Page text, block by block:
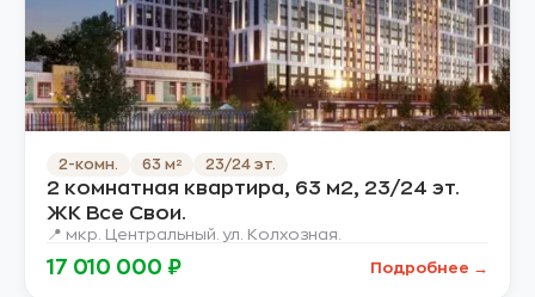
2-комн. 63 м² 23/24 эт.
2 комнатная квартира, 63 м2, 23/24 эт.
ЖК Все Свои.
📍 мкр. Центральный. ул. Колхозная.
17 010 000 ₽ Подробнее →